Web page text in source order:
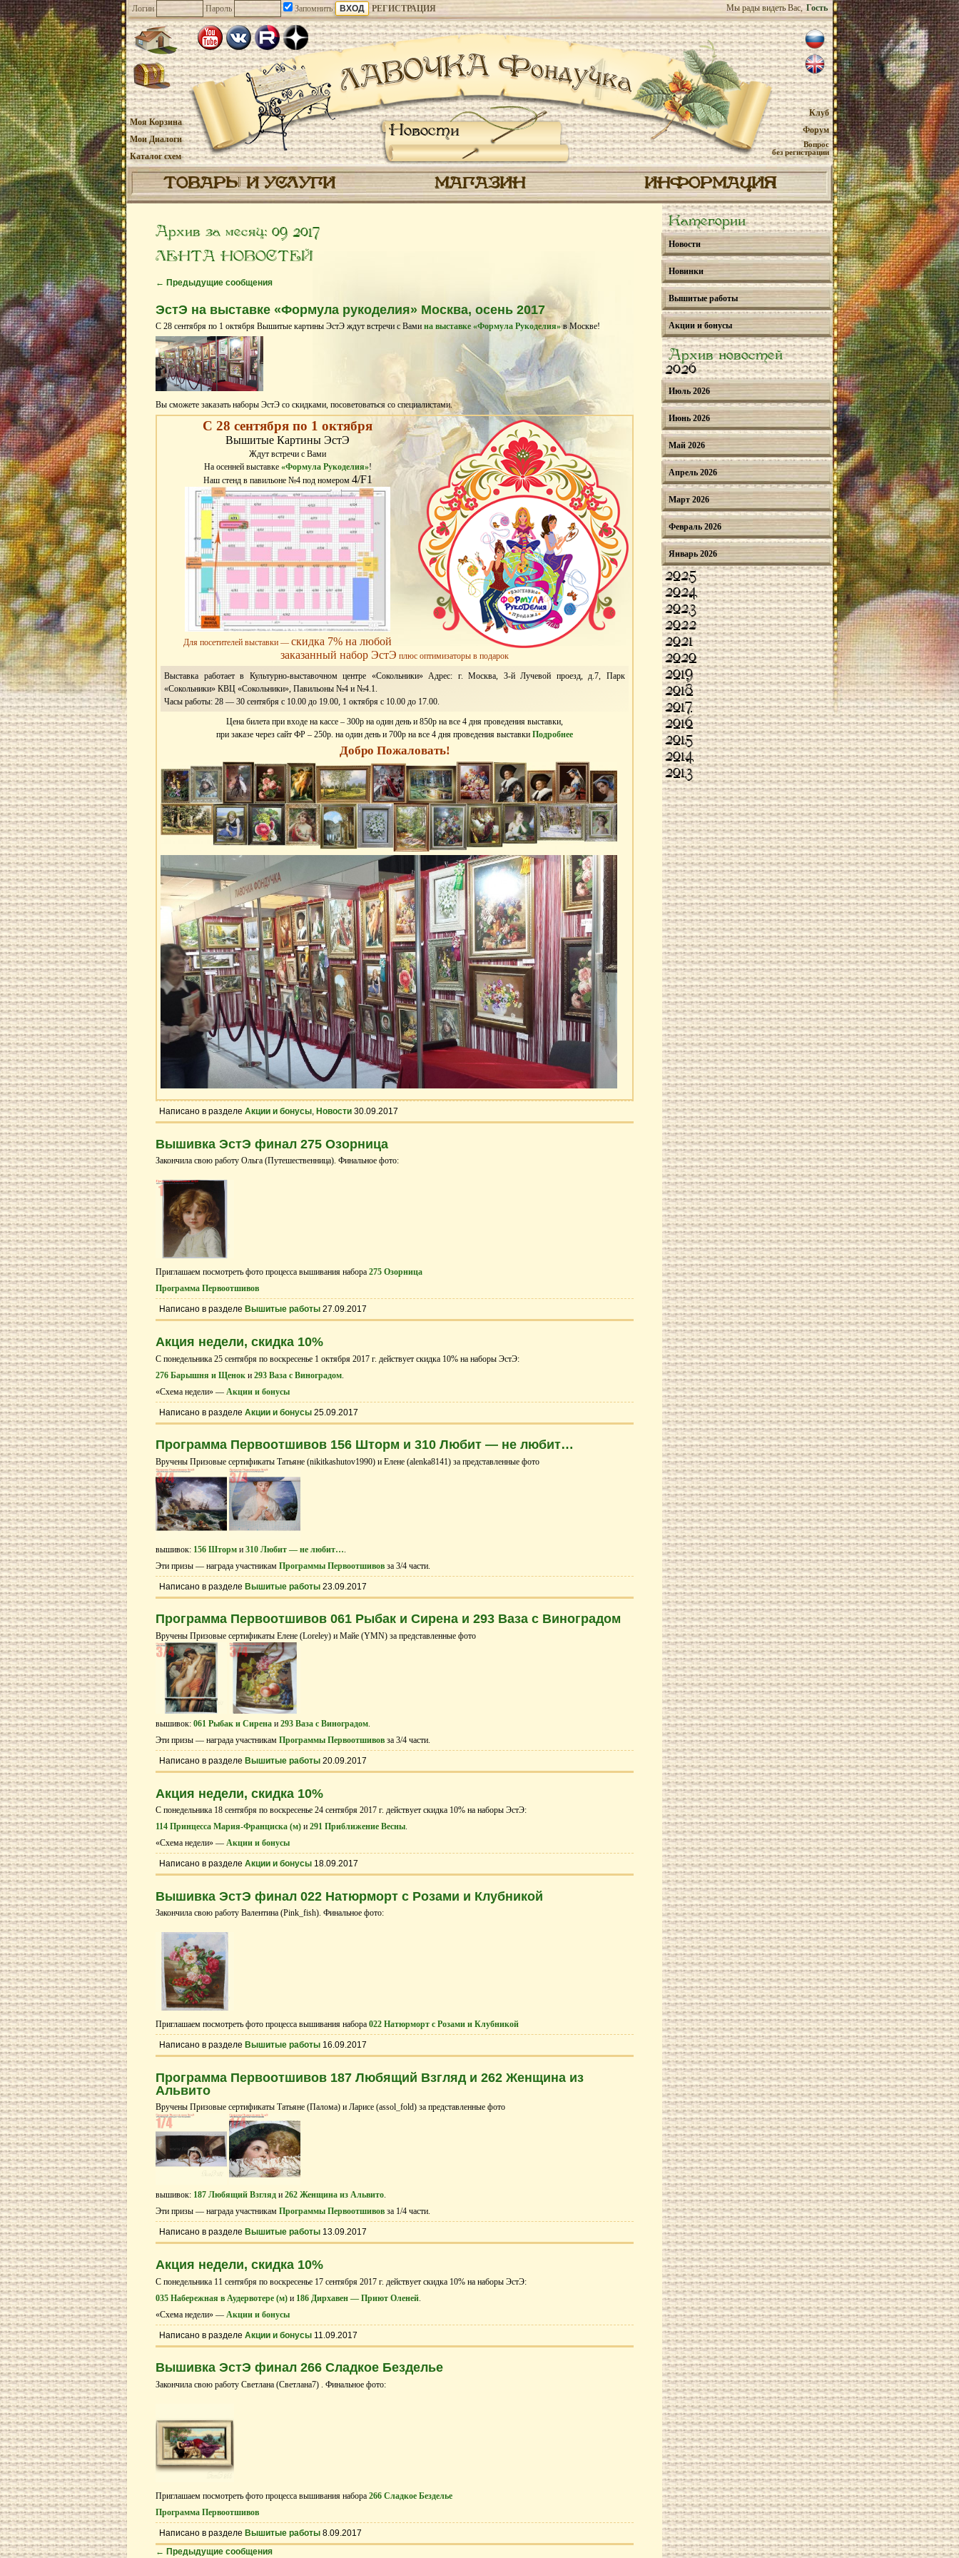
Логин Пароль Запомнить РЕГИСТРАЦИЯ Мы рады видеть Вас, Гость
Новости
Моя Корзина
Мои Диалоги
Каталог схем
Клуб
Форум
Вопрос
без регистрации
ТОВАРЫ И УСЛУГИ МАГАЗИН ИНФОРМАЦИЯ
Архив за месяц: 09 2017
ЛЕНТА НОВОСТЕЙ
← Предыдущие сообщения
ЭстЭ на выставке «Формула рукоделия» Москва, осень 2017
С 28 сентября по 1 октября Вышитые картины ЭстЭ ждут встречи с Вами на выставке «Формула Рукоделия»в Москве!
Вы сможете заказать наборы ЭстЭ сo скидками, посоветоваться со специалистами.
С 28 сентября по 1 октября
Вышитые Картины ЭстЭ
Ждут встречи с Вами
На осенней выставке «Формула Рукоделия»!
Наш стенд в павильоне №4 под номером 4/F1
Для посетителей выставки — скидка 7% на любой
заказанный набор ЭстЭ плюс оптимизаторы в подарок
Выставка работает в Культурно-выставочном центре «Сокольники» Адрес: г. Москва, 3-й Лучевой проезд, д.7, Парк
«Сокольники» КВЦ «Сокольники», Павильоны №4 и №4.1.
Часы работы: 28 — 30 сентября с 10.00 до 19.00, 1 октября с 10.00 до 17.00.
Цена билета при входе на кассе – 300р на один день и 850р на все 4 дня проведения выставки,
при заказе через сайт ФР – 250р. на один день и 700р на все 4 дня проведения выставки Подробнее
Добро Пожаловать!
Написано в разделе Акции и бонусы, Новости 30.09.2017
Вышивка ЭстЭ финал 275 Озорница
Закончила свою работу Ольга (Путешественница). Финальное фото:
Приглашаем посмотреть фото процесса вышивания набора 275 Озорница
Программа Первоотшивов
Написано в разделе Вышитые работы 27.09.2017
Акция недели, скидка 10%
С понедельника 25 cентября по воскресенье 1 октября 2017 г. действует скидка 10% на наборы ЭстЭ:
276 Барышня и Щенок и 293 Ваза с Виноградом
«Схема недели» — Акции и бонусы
Написано в разделе Акции и бонусы 25.09.2017
Программа Первоотшивов 156 Шторм и 310 Любит — не любит…
Вручены Призовые сертификаты Татьяне (nikitkashutov1990) и Елене (alenka8141) за представленные фото
вышивок: 156 Шторм и 310 Любит — не любит…
Эти призы — награда участникам Программы Первоотшивов за 3/4 части.
Написано в разделе Вышитые работы 23.09.2017
Программа Первоотшивов 061 Рыбак и Сирена и 293 Ваза с Виноградом
Вручены Призовые сертификаты Елене (Loreley) и Майе (YMN) за представленные фото
вышивок: 061 Рыбак и Сирена и 293 Ваза с Виноградом.
Эти призы — награда участникам Программы Первоотшивов за 3/4 части.
Написано в разделе Вышитые работы 20.09.2017
Акция недели, скидка 10%
С понедельника 18 cентября по воскресенье 24 cентября 2017 г. действует скидка 10% на наборы ЭстЭ:
114 Принцесса Мария-Франциска (м) и 291 Приближение Весны.
«Схема недели» — Акции и бонусы
Написано в разделе Акции и бонусы 18.09.2017
Вышивка ЭстЭ финал 022 Натюрморт с Розами и Клубникой
Закончила свою работу Валентина (Pink_fish). Финальное фото:
Приглашаем посмотреть фото процесса вышивания набора 022 Натюрморт с Розами и Клубникой
Написано в разделе Вышитые работы 16.09.2017
Программа Первоотшивов 187 Любящий Взгляд и 262 Женщина из
Альвито
Вручены Призовые сертификаты Татьяне (Палома) и Ларисе (assol_fold) за представленные фото
вышивок: 187 Любящий Взгляд и 262 Женщина из Альвито.
Эти призы — награда участникам Программы Первоотшивов за 1/4 части.
Написано в разделе Вышитые работы 13.09.2017
Акция недели, скидка 10%
С понедельника 11 cентября по воскресенье 17 cентября 2017 г. действует скидка 10% на наборы ЭстЭ:
035 Набережная в Аудервотере (м) и 186 Дирхавен — Приют Оленей
«Схема недели» — Акции и бонусы
Написано в разделе Акции и бонусы 11.09.2017
Вышивка ЭстЭ финал 266 Сладкое Безделье
Закончила свою работу Светлана (Светлана7) . Финальное фото:
Приглашаем посмотреть фото процесса вышивания набора 266 Сладкое Безделье
Программа Первоотшивов
Написано в разделе Вышитые работы 8.09.2017
← Предыдущие сообщения
Категории
Новости
Новинки
Вышитые работы
Акции и бонусы
Архив новостей
2026
Июль 2026
Июнь 2026
Май 2026
Апрель 2026
Март 2026
Февраль 2026
Январь 2026
2025
2024
2023
2022
2021
2020
2019
2018
2017
2016
2015
2014
2013